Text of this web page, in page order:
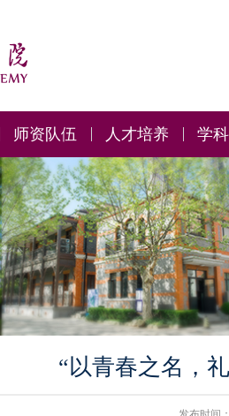
师资队伍 人才培养 学
“以青春之名，